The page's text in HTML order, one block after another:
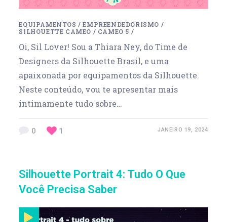
EQUIPAMENTOS /EMPREENDEDORISMO /
SILHOUETTE CAMEO / CAMEO 5 /
Oi, Sil Lover! Sou a Thiara Ney, do Time de
Designers da Silhouette Brasil, e uma
apaixonada por equipamentos da Silhouette.
Neste conteúdo, vou te apresentar mais
intimamente tudo sobre…
0 1 JANEIRO 19, 2024
Silhouette Portrait 4: Tudo O Que
Você Precisa Saber